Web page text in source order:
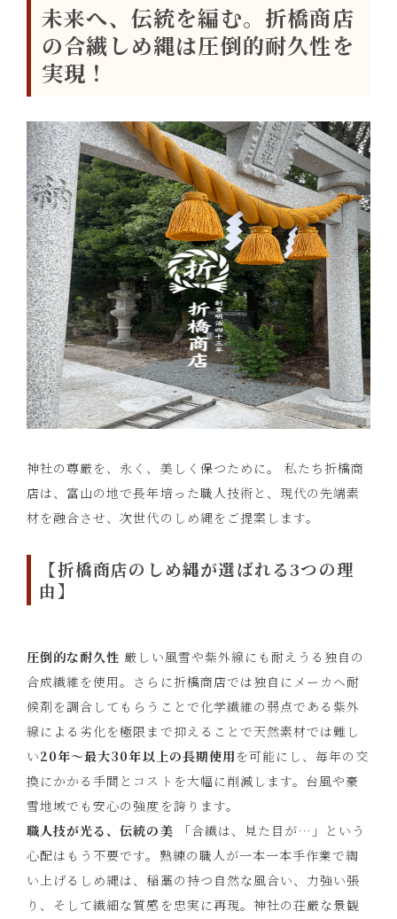
未来へ、伝統を編む。折橋商店
の合繊しめ縄は圧倒的耐久性を
実現！
神社の尊厳を、永く、美しく保つために。 私たち折橋商
店は、富山の地で長年培った職人技術と、現代の先端素
材を融合させ、次世代のしめ縄をご提案します。
【折橋商店のしめ縄が選ばれる3つの理
由】
圧倒的な耐久性 厳しい風雪や紫外線にも耐えうる独自の
合成繊維を使用。さらに折橋商店では独自にメーカへ耐
候剤を調合してもらうことで化学繊維の弱点である紫外
線による劣化を極限まで抑えることで天然素材では難し
い20年〜最大30年以上の長期使用 を可能にし、毎年の交
換にかかる手間とコストを大幅に削減します。台風や豪
雪地域でも安心の強度を誇ります。
職人技が光る、伝統の美 「合繊は、見た目が…」という
心配はもう不要です。熟練の職人が一本一本手作業で綯
い上げるしめ縄は、稲藁の持つ自然な風合い、力強い張
り、そして繊細な質感を忠実に再現。神社の荘厳な景観